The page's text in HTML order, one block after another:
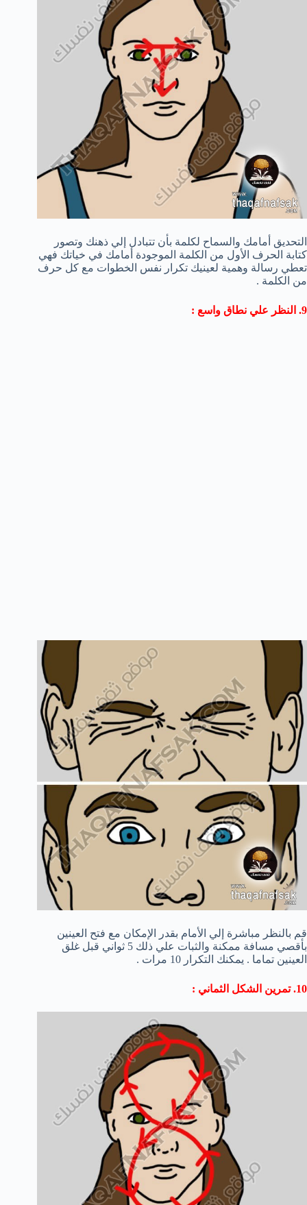
التحديق أمامك والسماح لكلمة بأن تتبادل إلي ذهنك وتصور
كتابة الحرف الأول من الكلمة الموجودة أمامك في خياتك فهي
تعطي رسالة وهمية لعينيك تكرار نفس الخطوات مع كل حرف
من الكلمة .
9. النظر علي نطاق واسع :
قم بالنظر مباشرة إلي الأمام بقدر الإمكان مع فتح العينين
بأقصي مسافة ممكنة والثبات علي ذلك 5 ثواني قبل غلق
العينين تماما . يمكنك التكرار 10 مرات .
10. تمرين الشكل الثماني :